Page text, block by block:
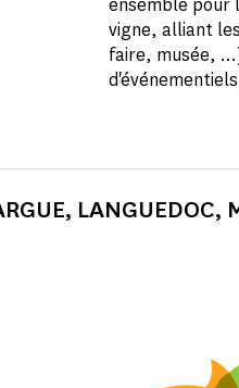
ensemble pour
vigne, alliant
faire, musée,
LANGUEDOC,